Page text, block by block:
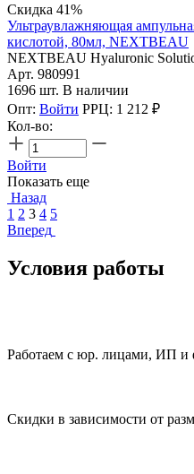
Скидка 41%
Ультраувлажняющая
кислотой, 80мл, NEXTBEAU
NEXTBEAU Hyaluronic
Арт. 980991
1696 шт. В наличии
Опт: Войти РРЦ: 1 212 ₽
Кол-во:
Войти
Показать еще
Назад
1 2 3 4 5
Вперед
Условия работы
Работаем с юр. лицами, ИП и
Скидки в зависимости от